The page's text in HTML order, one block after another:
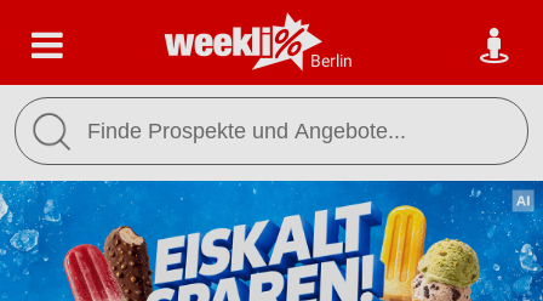
Berlin